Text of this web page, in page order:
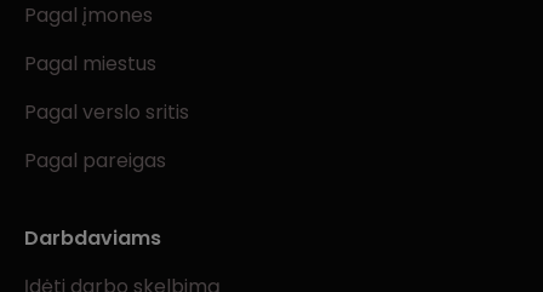
Pagal įmones
Pagal miestus
Pagal verslo sritis
Pagal pareigas
Darbdaviams